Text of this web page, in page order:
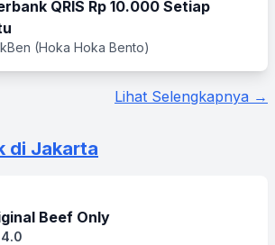
QRIS Rp 10.000 Setiap
(Hoka Hoka Bento)
Lihat Selengkapnya →
di Jakarta
Beef Only
4.0